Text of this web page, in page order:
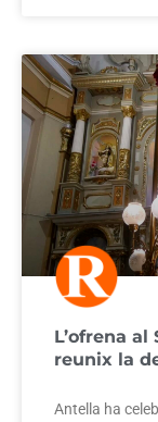
L’ofrena
reunix la
Antella ha